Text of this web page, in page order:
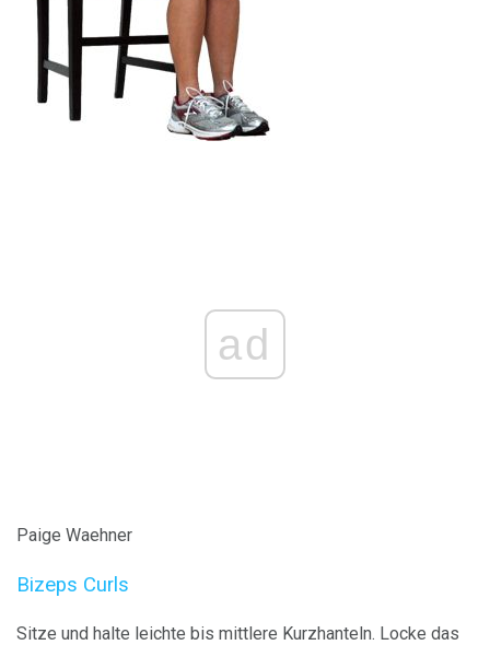
ad
Paige Waehner
Bizeps Curls
Sitze und halte leichte bis mittlere Kurzhanteln. Locke das